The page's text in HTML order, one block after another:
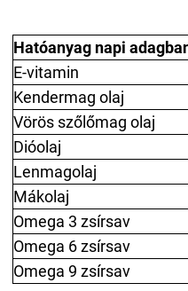
Hatóanyag napi
E-vitamin
Kendermag olaj
Vörös szőlőmag olaj
Dióolaj
Lenmagolaj
Mákolaj
Omega 3 zsírsav
Omega 6 zsírsav
Omega 9 zsírsav